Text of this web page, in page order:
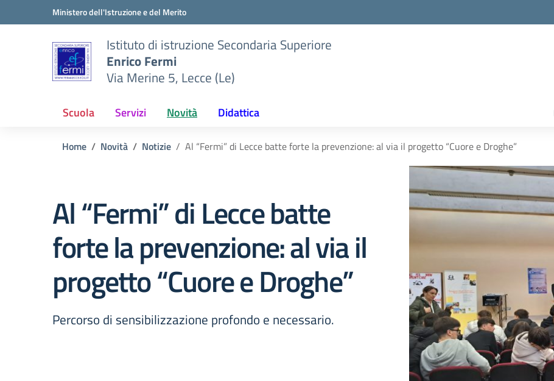
Vai ai contenuti
Vai al menu di navigazioneMinistero dell'Istruzione e del Merito
Istituto di istruzione Secondaria Superiore
Enrico Fermi
Via Merine 5, Lecce (Le)
Scuola Servizi Novità Didattica
Home Novità Notizie Al “Fermi” di Lecce batte forte la prevenzione: al via il progetto “Cuore e Droghe”
Al “Fermi” di Lecce batte
forte la prevenzione: al via il
progetto “Cuore e Droghe”
Percorso di sensibilizzazione profondo e necessario.